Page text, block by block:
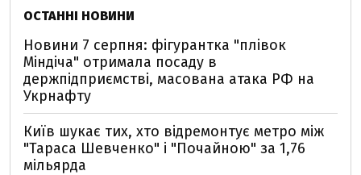
ОСТАННІ НОВИНИ
Новини 7 серпня: фігурантка "плівок
Міндіча" отримала посаду в
держпідприємстві, масована атака РФ на
Укрнафту
Київ шукає тих, хто відремонтує метро між
"Тараса Шевченко" і "Почайною" за 1,76
мільярда